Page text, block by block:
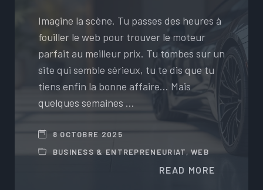
Imagine la scène. Tu passes des heures à
fouiller le web pour trouver le moteur
parfait au meilleur prix. Tu tombes sur un
site qui semble sérieux, tu te dis que tu
tiens enfin la bonne affaire… Mais
quelques semaines …
8 OCTOBRE 2025
BUSINESS & ENTREPRENEURIAT,WEB
READ MORE